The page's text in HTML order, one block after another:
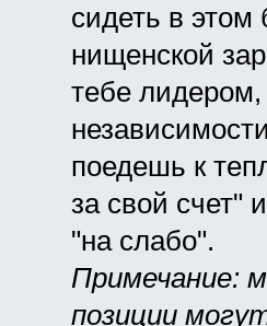
сидеть в этом
нищенской
тебе
поедешь к
за свой счет"
"на слабо".
Примечание:
позиции